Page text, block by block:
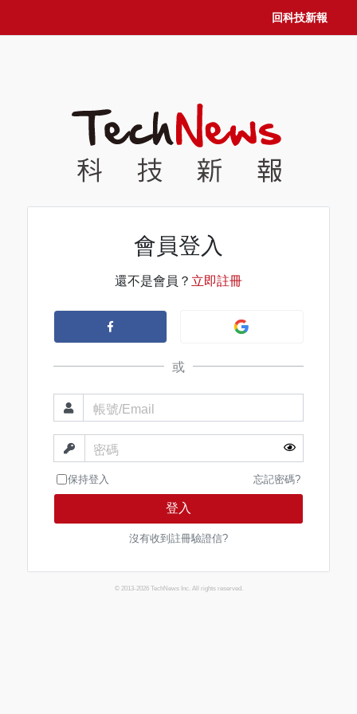
回科技新報
會員登入
還不是會員？ 立即註冊
或
帳號/Email
密碼
保持登入 忘記密碼?
登入
沒有收到註冊驗證信?
© 2013-2026 TechNews Inc. All rights reserved.